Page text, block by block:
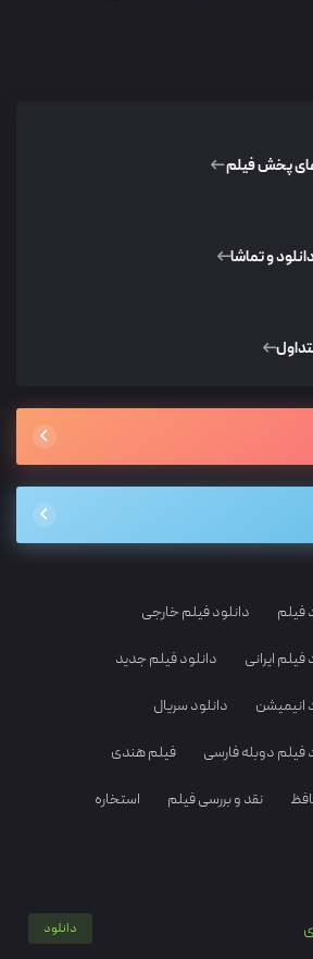
پخش فیلم
و تماشا
فیلم دانلود فیلم خارجی
فیلم ایرانی دانلود فیلم جدید
انیمیشن دانلود سریال
فیلم دوبله فارسی فیلم هندی
نقد و بررسی فیلم استخاره
دانلود